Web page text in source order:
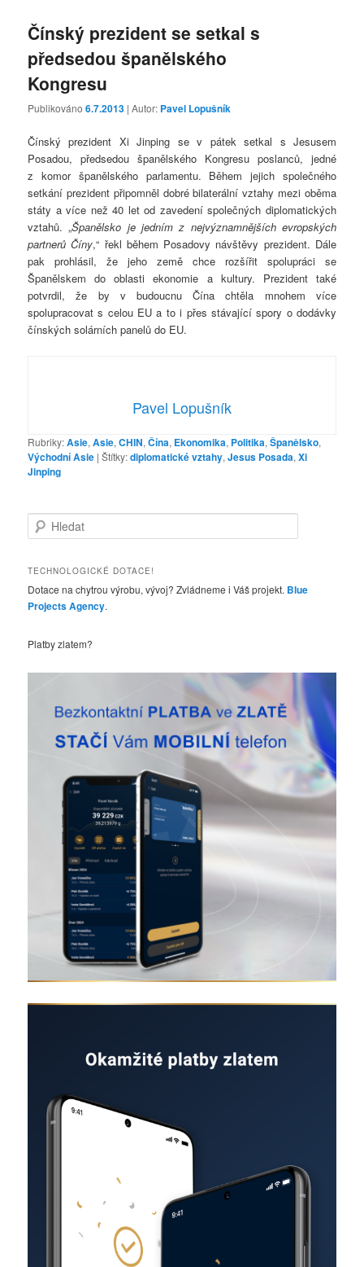
Čínský prezident se setkal s
předsedou španělského
Kongresu
Publikováno6.7.2013 | Autor: Pavel Lopušník
Čínský prezident Xi Jinping se v pátek setkal s Jesusem
Posadou, předsedou španělského Kongresu poslanců, jedné
z komor španělského parlamentu. Během jejich společného
setkání prezident připomněl dobré bilaterální vztahy mezi oběma
státy a více než 40 let od zavedení společných diplomatických
vztahů. „Španělsko je jedním z nejvýznamnějších evropských
partnerů Číny,“ řekl během Posadovy návštěvy prezident. Dále
pak prohlásil, že jeho země chce rozšířit spolupráci se
Španělskem do oblasti ekonomie a kultury. Prezident také
potvrdil, že by v budoucnu Čína chtěla mnohem více
spolupracovat s celou EU a to i přes stávající spory o dodávky
čínských solárních panelů do EU.
Pavel Lopušník
Rubriky:Asie,Asie,CHIN,Čína, Ekonomika, Politika,Španělsko,
Východní Asie |Štítky:diplomatické vztahy,Jesus Posada,Xi
Jinping
l
d
t
TECHNOLOGICKÉ DOTACE!
Dotace na chytrou výrobu, vývoj? Zvládneme i Váš projekt. Blue
Projects Agency.
Platby zlatem?